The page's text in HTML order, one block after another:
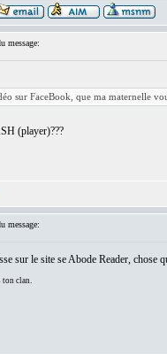
message:
sur FaceBook, que ma maternelle
(player)???
message:
sur le site se Abode Reader, chose
ton clan.